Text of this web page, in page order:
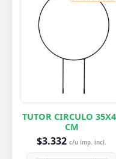
TUTOR CIRCULO
CM
$3.332 c/u imp. incl.